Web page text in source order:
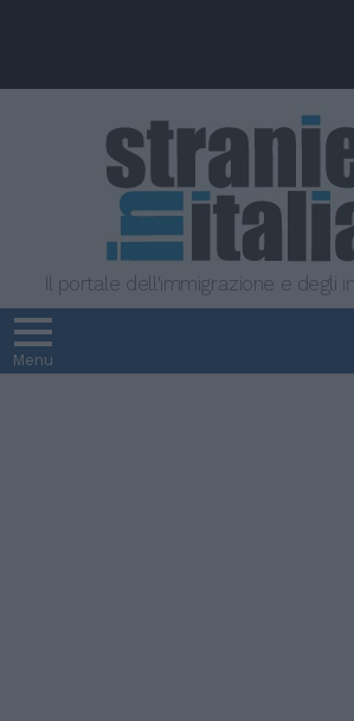
Il portale dell'immigrazione e degli
Menu